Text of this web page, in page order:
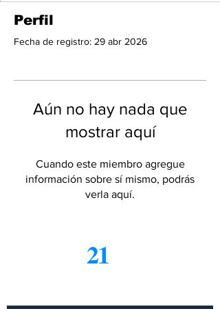
Perfil
Fecha de registro: 29 abr 2026
Aún no hay nada que
mostrar aquí
Cuando este miembro agregue
información sobre sí mismo, podrás
verla aquí.
21